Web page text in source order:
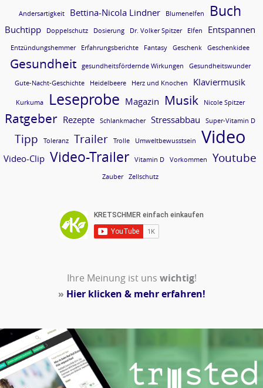
Andersartigkeit Bettina-Nicola Lindner Blumenelfen Buch
Buchtipp Doppelschutz Dosierung Dr. Volker Spitzer Elfen Entspannen
Entzündungshemmer Erfahrungsberichte Fantasy Geschenk Geschenkidee
Gesundheit gesundheitsfördernde Wirkungen Gesundheitswunder
Gute-Nacht-Geschichte Heidelbeere Herz und Knochen Klaviermusik
Kurkuma Leseprobe Magazin Musik Nicole Spitzer
Ratgeber Rezepte Schlankmacher Stressabbau Super-Vitamin D
Tipp Toleranz Trailer Trolle Umweltbewusstsein Video
Video-Clip Video-Trailer Vitamin D Vorkommen Youtube
Zauber Zellschutz
Ihre Meinung ist uns wichtig!
» Hier klicken & mehr erfahren!